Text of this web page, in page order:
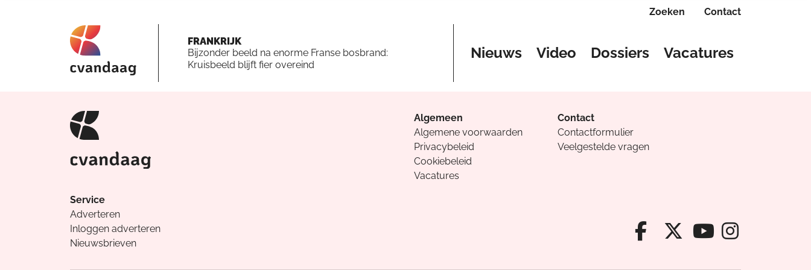
Zoeken Contact
FRANKRIJK
Bijzonder beeld na enorme Franse bosbrand:
Kruisbeeld blijft fier overeind
Nieuws Video Dossiers Vacatures
Algemeen
Algemene voorwaarden
Privacybeleid
Cookiebeleid
Vacatures
Contact
Contactformulier
Veelgestelde vragen
Service
Adverteren
Inloggen adverteren
Nieuwsbrieven
Facebook van
X van